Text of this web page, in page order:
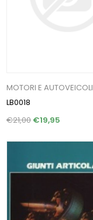
MOTORI E AUTOVEICOLI
LB0018
€21,00 €19,95